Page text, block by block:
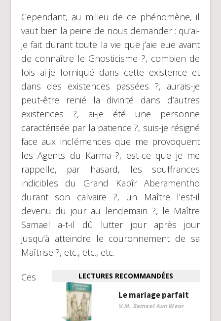
Cependant, au milieu de ce phénomène, il
vaut bien la peine de nous demander : qu’ai-
je fait durant toute la vie que j’aie eue avant
de connaître le Gnosticisme ?, combien de
fois ai-je forniqué dans cette existence et
dans des existences passées ?, aurais-je
peut-être renié la divinité dans d’autres
existences ?, ai-je été une personne
caractérisée par la patience ?, suis-je résigné
face aux inclémences que me provoquent
les Agents du Karma ?, est-ce que je me
rappelle, par hasard, les souffrances
indicibles du Grand Kabîr Aberamentho
durant son calvaire ?, un Maître l’est-il
devenu du jour au lendemain ?, le Maître
Samael a-t-il dû lutter jour après jour
jusqu’à atteindre le couronnement de sa
Maîtrise ?, etc., etc., etc.
LECTURES RECOMMANDÉES
Le mariage parfait
V.M. Samael Aun Weor
Ces